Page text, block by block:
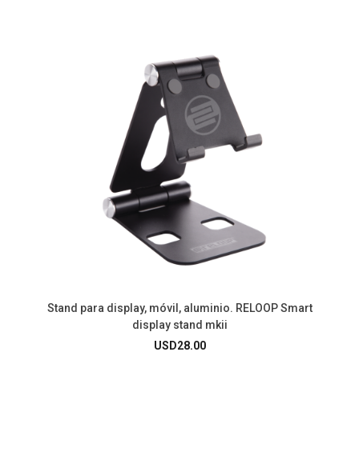
Stand para display, móvil, aluminio. RELOOP Smart
display stand mkii
USD28.00